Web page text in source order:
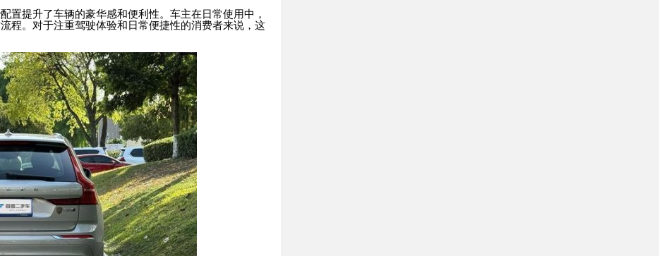
置提升了车辆的豪华感和便利性。车主在日常使用中，
程。对于注重驾驶体验和日常便捷性的消费者来说，这